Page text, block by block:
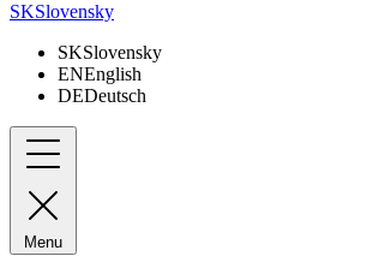
SKSlovensky
SKSlovensky
ENEnglish
DEDeutsch
Menu